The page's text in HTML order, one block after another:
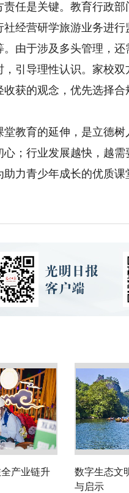
是关键。教育行政部
社经营研学旅游业务进
。由于涉及多头管理，
导理性认识。家校双
收获的观念，优先选择
育的延伸，是立德树
心；行业发展越快，越
力青少年成长的优质课
产业链升
数字生态文
与启示